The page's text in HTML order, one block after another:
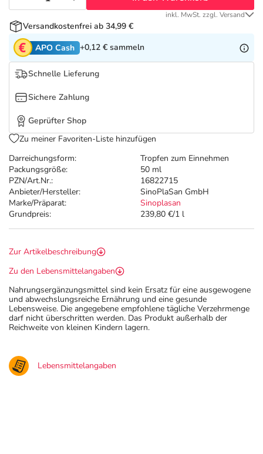
Tierapotheke
Vitamine & Mineralstoffe
Marken
Salus Deals
Darreichungsform:
Tropfen zum Einnehmen
Packungsgröße:
50 ml
PZN/Art.Nr.:
16822715
Anbieter/Hersteller:
SinoPlaSan GmbH
Marke/Präparat:
Sinoplasan
Grundpreis:
239,80 €/1 l
inkl. MwSt. zzgl. Versand
Versandkostenfrei ab 34,99 €
APO Cash +0,12 € sammeln
Schnelle Lieferung
Sichere Zahlung
Geprüfter Shop
Zu meiner Favoriten-Liste hinzufügen
Zur Artikelbeschreibung
Zu den Lebensmittelangaben
Nahrungsergänzungsmittel sind kein Ersatz für eine ausgewogene
und abwechslungsreiche Ernährung und eine gesunde
Lebensweise. Die angegebene empfohlene tägliche Verzehrmenge
darf nicht überschritten werden. Das Produkt außerhalb der
Reichweite von kleinen Kindern lagern.
Lebensmittelangaben